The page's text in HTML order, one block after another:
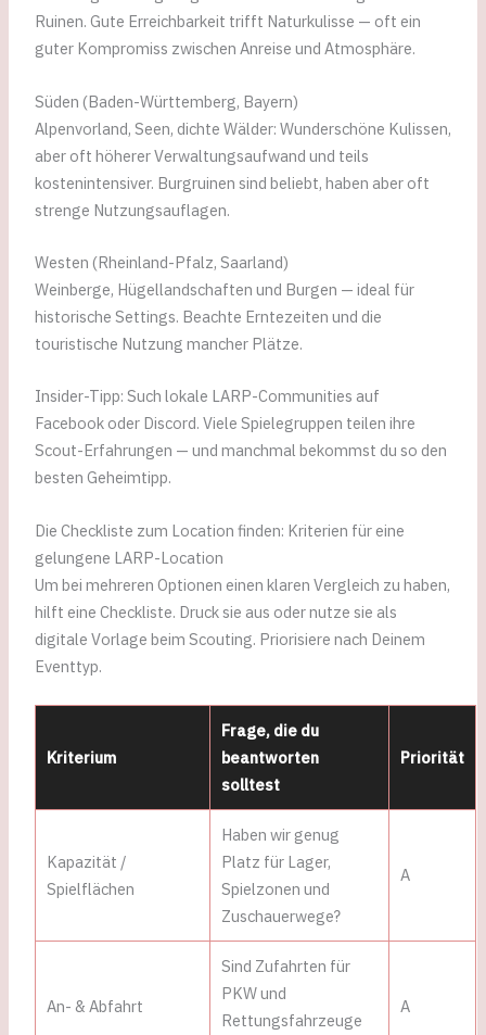
Ruinen. Gute Erreichbarkeit trifft Naturkulisse — oft ein
guter Kompromiss zwischen Anreise und Atmosphäre.
Süden (Baden-Württemberg, Bayern)
Alpenvorland, Seen, dichte Wälder: Wunderschöne Kulissen,
aber oft höherer Verwaltungsaufwand und teils
kostenintensiver. Burgruinen sind beliebt, haben aber oft
strenge Nutzungsauflagen.
Westen (Rheinland-Pfalz, Saarland)
Weinberge, Hügellandschaften und Burgen — ideal für
historische Settings. Beachte Erntezeiten und die
touristische Nutzung mancher Plätze.
Insider-Tipp: Such lokale LARP-Communities auf
Facebook oder Discord. Viele Spielegruppen teilen ihre
Scout-Erfahrungen — und manchmal bekommst du so den
besten Geheimtipp.
Die Checkliste zum Location finden: Kriterien für eine
gelungene LARP-Location
Um bei mehreren Optionen einen klaren Vergleich zu haben,
hilft eine Checkliste. Druck sie aus oder nutze sie als
digitale Vorlage beim Scouting. Priorisiere nach Deinem
Eventtyp.
Kriterium
Frage, die du
beantworten
solltest
Priorität
Kapazität /
Spielflächen
Haben wir genug
Platz für Lager,
Spielzonen und
Zuschauerwege?
A
An- & Abfahrt
Sind Zufahrten für
PKW und
Rettungsfahrzeuge
A